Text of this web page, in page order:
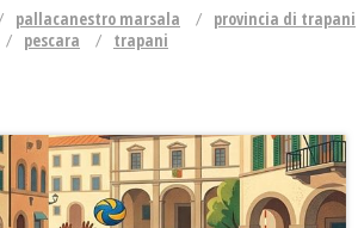
pallacanestro marsala
provincia di trapani
pescara trapani